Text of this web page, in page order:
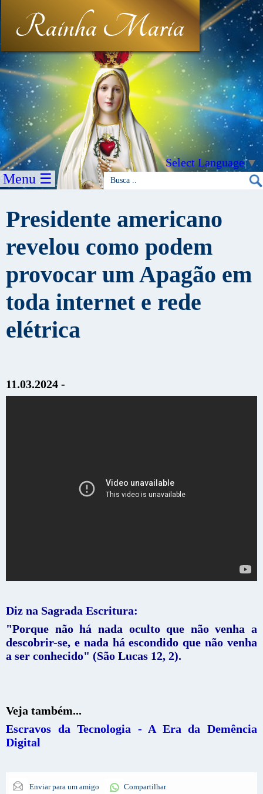
Rainha Maria
Select Language▼
Menu ☰
Presidente americano
revelou como podem
provocar um Apagão em
toda internet e rede
elétrica
11.03.2024 -
Diz na Sagrada Escritura:
"Porque não há nada oculto que não venha a
descobrir-se, e nada há escondido que não venha
a ser conhecido" (São Lucas 12, 2).
Veja também...
Escravos da Tecnologia - A Era da Demência
Digital
Enviar para um amigo Compartilhar